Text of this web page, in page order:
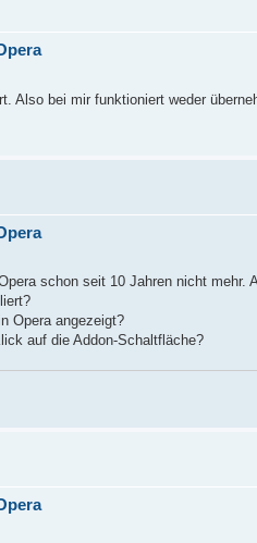
Also bei mir funktioniert weder
schon seit 10 Jahren nicht mehr.
Opera angezeigt?
auf die Addon-Schaltfläche?